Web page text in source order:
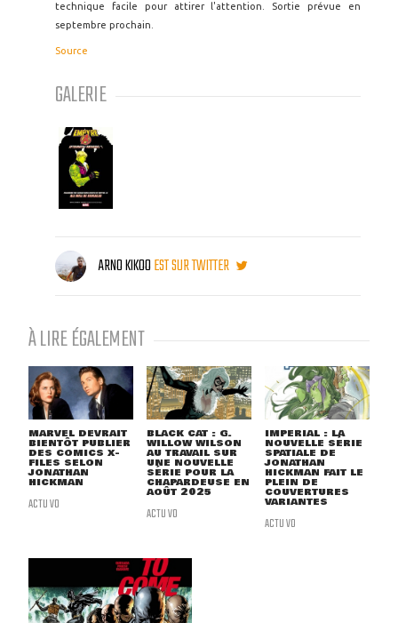
technique facile pour attirer l'attention. Sortie prévue en
septembre prochain.
Source
GALERIE
ARNO KIKOOEST SUR TWITTER
À LIRE ÉGALEMENT
MARVEL DEVRAIT
BIENTÔT PUBLIER
DES COMICS X-
FILES SELON
JONATHAN
HICKMAN
ACTU VO
BLACK CAT : G.
WILLOW WILSON
AU TRAVAIL SUR
UNE NOUVELLE
SÉRIE POUR LA
CHAPARDEUSE EN
AOÛT 2025
ACTU VO
IMPERIAL : LA
NOUVELLE SÉRIE
SPATIALE DE
JONATHAN
HICKMAN FAIT LE
PLEIN DE
COUVERTURES
VARIANTES
ACTU VO